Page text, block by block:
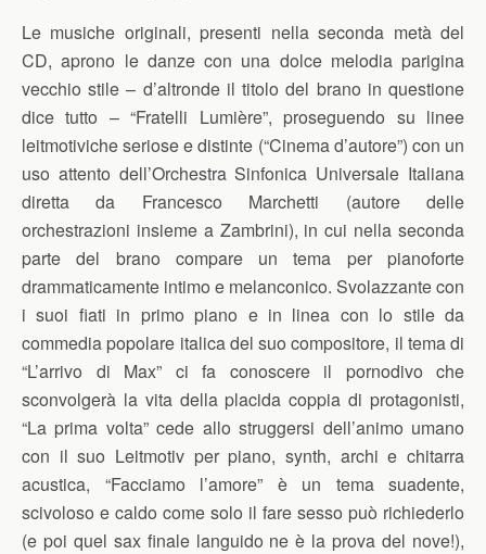
Le musiche originali, presenti nella seconda metà del
CD, aprono le danze con una dolce melodia parigina
vecchio stile – d’altronde il titolo del brano in questione
dice tutto – “Fratelli Lumière”, proseguendo su linee
leitmotiviche seriose e distinte (“Cinema d’autore”) con un
uso attento dell’Orchestra Sinfonica Universale Italiana
diretta da Francesco Marchetti (autore delle
orchestrazioni insieme a Zambrini), in cui nella seconda
parte del brano compare un tema per pianoforte
drammaticamente intimo e melanconico. Svolazzante con
i suoi fiati in primo piano e in linea con lo stile da
commedia popolare italica del suo compositore, il tema di
“L’arrivo di Max” ci fa conoscere il pornodivo che
sconvolgerà la vita della placida coppia di protagonisti,
“La prima volta” cede allo struggersi dell’animo umano
con il suo Leitmotiv per piano, synth, archi e chitarra
acustica, “Facciamo l’amore” è un tema suadente,
scivoloso e caldo come solo il fare sesso può richiederlo
(e poi quel sax finale languido ne è la prova del nove!),